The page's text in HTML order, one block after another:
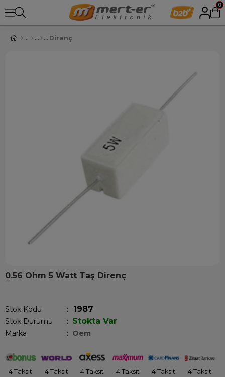
0
Direnç
0.56 Ohm 5 Watt Taş Direnç
Stok Kodu 1987
Stok Durumu : Stokta Var
Marka : Oem
4 Taksit 4 Taksit 4 Taksit 4 Taksit 4 Taksit 4 Taksit